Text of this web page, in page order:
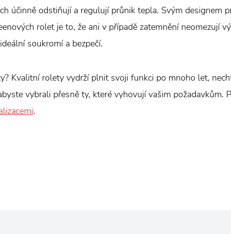
účinně odstiňují a regulují průnik tepla. Svým designem
rolet je to, že ani v případě zatemnění neomezují
soukromí a bezpečí.
Kvalitní rolety vydrží plnit svoji funkci po mnoho let,
vybrali přesně ty, které vyhovují vašim požadavkům.
.